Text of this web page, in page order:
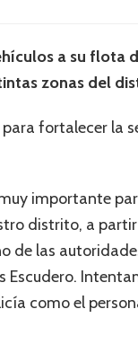
a su flota
zonas del
fortalecer la
importante
distrito, a
las
como el